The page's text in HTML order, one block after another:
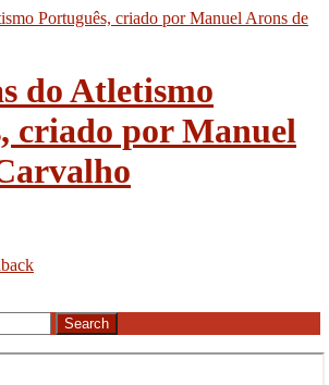
do Atletismo
criado por Manuel